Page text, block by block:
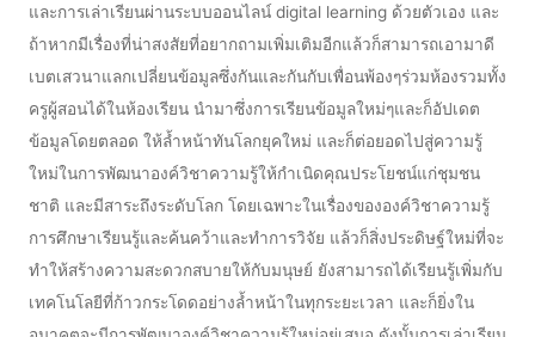
และการเล่าเรียนผ่านระบบออนไลน์ digital learning ด้วยตัวเอง และ
ถ้าหากมีเรื่องที่น่าสงสัยที่อยากถามเพิ่มเติมอีกแล้วก็สามารถเอามาดี
เบตเสวนาแลกเปลี่ยนข้อมูลซึ่งกันและกันกับเพื่อนพ้องๆร่วมห้องรวมทั้ง
ครูผู้สอนได้ในห้องเรียน นำมาซึ่งการเรียนข้อมูลใหม่ๆและก็อัปเดต
ข้อมูลโดยตลอด ให้ล้ำหน้าทันโลกยุคใหม่ และก็ต่อยอดไปสู่ความรู้
ใหม่ในการพัฒนาองค์วิชาความรู้ให้กำเนิดคุณประโยชน์แก่ชุมชน
ชาติ และมีสาระถึงระดับโลก โดยเฉพาะในเรื่องขององค์วิชาความรู้
การศึกษาเรียนรู้และค้นคว้าและทำการวิจัย แล้วก็สิ่งประดิษฐ์ใหม่ที่จะ
ทำให้สร้างความสะดวกสบายให้กับมนุษย์ ยังสามารถได้เรียนรู้เพิ่มกับ
เทคโนโลยีที่ก้าวกระโดดอย่างล้ำหน้าในทุกระยะเวลา และก็ยิ่งใน